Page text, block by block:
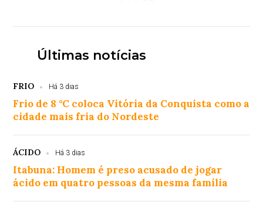
Últimas notícias
FRIO Há 3 dias
Frio de 8 °C coloca Vitória da Conquista como a
cidade mais fria do Nordeste
ÁCIDO Há 3 dias
Itabuna: Homem é preso acusado de jogar
ácido em quatro pessoas da mesma família